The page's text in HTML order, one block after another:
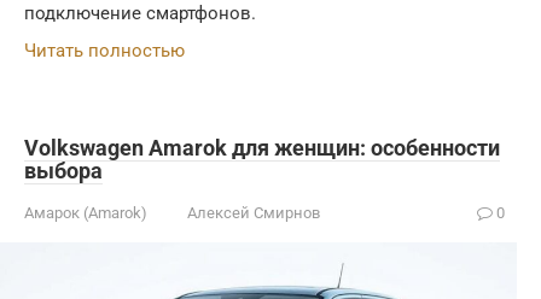
подключение смартфонов.
Читать полностью
Volkswagen Amarok для женщин: особенности
выбора
Амарок (Amarok) Алексей Смирнов 0